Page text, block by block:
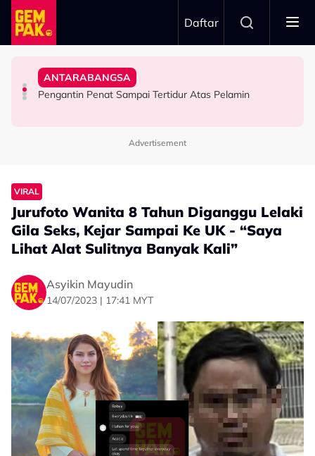
Skip to main content
Daftar
Bawa Anak Ke Klinik, Syasya Rizal Terkejut Dikenali
Doktor
ANTARABANGSA
Pengantin Penat Sampai Tertidur Atas Pelamin
Stacy Kongsi Pernah Berdepan Detik Cemas Digigit
Anjing - “5 Kali Juga Saya…”
“Cik Man, Kurangkanlah Merokok” – Azhan Rani Tak
Sangka Itu Antara Pertemuan Terakhir Bersama
Advertisement
VIRAL
Jurufoto Wanita 8 Tahun Diganggu Lelaki
Gila Seks, Kejar Sampai Ke UK - “Saya
Lihat Alat Sulitnya Banyak Kali”
Asyikin Mayudin
14/07/2023 | 17:41 MYT